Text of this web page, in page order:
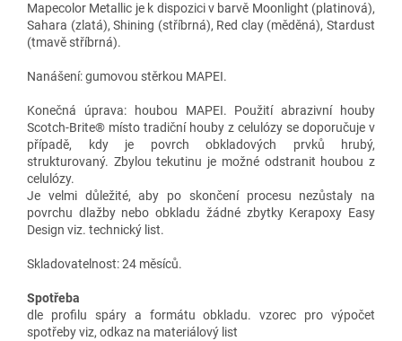
Mapecolor Metallic je k dispozici v barvě Moonlight (platinová),
Sahara (zlatá), Shining (stříbrná), Red clay (měděná), Stardust
(tmavě stříbrná).
Nanášení: gumovou stěrkou MAPEI.
Konečná úprava: houbou MAPEI. Použití abrazivní houby
Scotch-Brite® místo tradiční houby z celulózy se doporučuje v
případě, kdy je povrch obkladových prvků hrubý,
strukturovaný. Zbylou tekutinu je možné odstranit houbou z
celulózy.
Je velmi důležité, aby po skončení procesu nezůstaly na
povrchu dlažby nebo obkladu žádné zbytky Kerapoxy Easy
Design viz. technický list.
Skladovatelnost: 24 měsíců.
Spotřeba
dle profilu spáry a formátu obkladu. vzorec pro výpočet
spotřeby viz, odkaz na materiálový list